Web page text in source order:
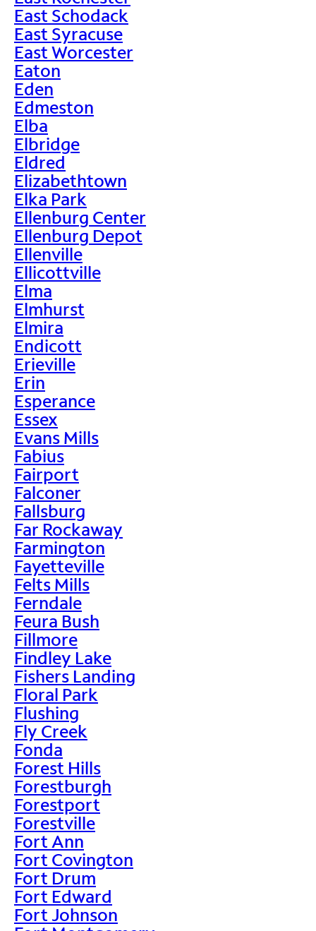
East Schodack
East Syracuse
East Worcester
Eaton
Eden
Edmeston
Elba
Elbridge
Eldred
Elizabethtown
Elka Park
Ellenburg Center
Ellenburg Depot
Ellenville
Ellicottville
Elma
Elmhurst
Elmira
Endicott
Erieville
Erin
Esperance
Essex
Evans Mills
Fabius
Fairport
Falconer
Fallsburg
Far Rockaway
Farmington
Fayetteville
Felts Mills
Ferndale
Feura Bush
Fillmore
Findley Lake
Fishers Landing
Floral Park
Flushing
Fly Creek
Fonda
Forest Hills
Forestburgh
Forestport
Forestville
Fort Ann
Fort Covington
Fort Drum
Fort Edward
Fort Johnson